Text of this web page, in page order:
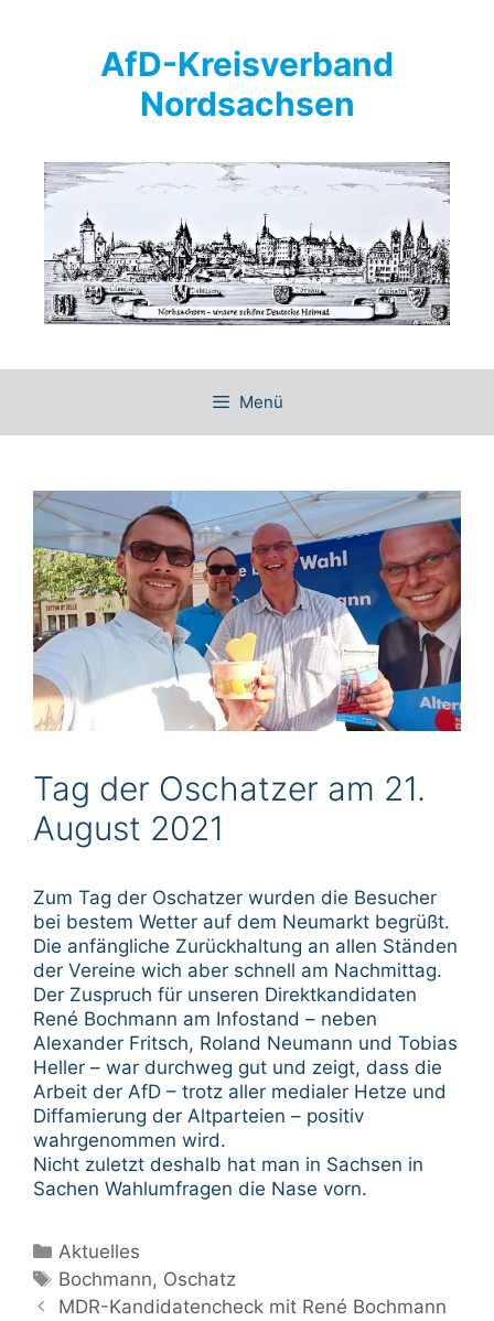
AfD-Kreisverband
Nordsachsen
Menü
Tag der Oschatzer am 21.
August 2021
Zum Tag der Oschatzer wurden die Besucher
bei bestem Wetter auf dem Neumarkt begrüßt.
Die anfängliche Zurückhaltung an allen Ständen
der Vereine wich aber schnell am Nachmittag.
Der Zuspruch für unseren Direktkandidaten
René Bochmann am Infostand – neben
Alexander Fritsch, Roland Neumann und Tobias
Heller – war durchweg gut und zeigt, dass die
Arbeit der AfD – trotz aller medialer Hetze und
Diffamierung der Altparteien – positiv
wahrgenommen wird.
Nicht zuletzt deshalb hat man in Sachsen in
Sachen Wahlumfragen die Nase vorn.
Kategorien
Aktuelles
Schlagwörter
Bochmann, Oschatz
Beitrags-
MDR-Kandidatencheck mit René Bochmann